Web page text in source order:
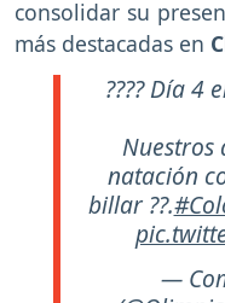
consolidar su
más destacadas en
???? Día 4
Nuestros
natación
billar ??.
—